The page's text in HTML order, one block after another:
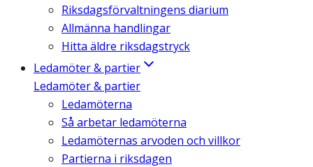
Riksdagsförvaltningens diarium
Allmänna handlingar
Hitta äldre riksdagstryck
Ledamöter & partier
Ledamöter & partier
Ledamöterna
Så arbetar ledamöterna
Ledamöternas arvoden och villkor
Partierna i riksdagen